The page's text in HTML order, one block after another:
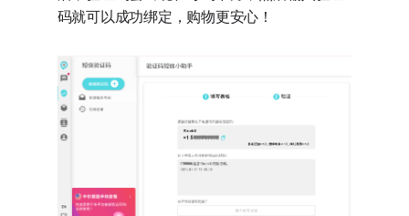
码就可以成功绑定，购物更安心！